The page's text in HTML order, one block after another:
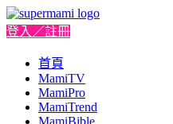
登入／註冊
首頁
MamiTV
MamiPro
MamiTrend
MamiBible